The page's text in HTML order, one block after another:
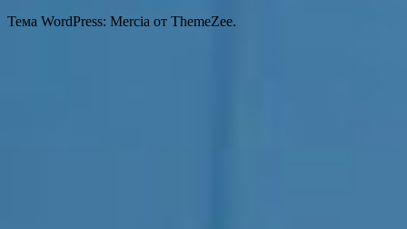
Тема WordPress: Mercia от ThemeZee.